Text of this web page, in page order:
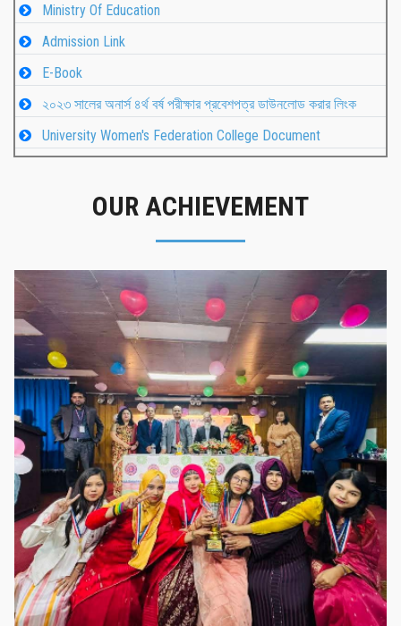
Ministry Of Education
Admission Link
E-Book
২০২৩ সালের অনার্স ৪র্থ বর্ষ পরীক্ষার প্রবেশপত্র ডাউনলোড করার লিংক
University Women's Federation College Document
OUR ACHIEVEMENT
গৌরবের মুহূর্ত
গৌরবের মুহূর্ত